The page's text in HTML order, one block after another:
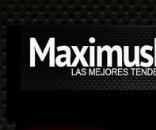
Saltar
al
contenido